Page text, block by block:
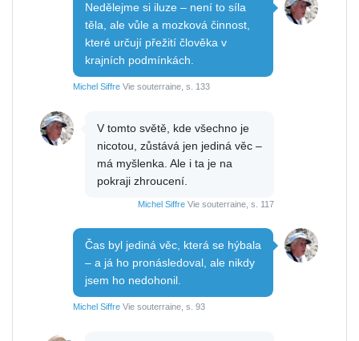
Nedělejme si iluze – není to síla
těla, ale vůle a mozková činnost,
které určují přežití člověka v
krajních podmínkách.
Michel Siffre Vie souterraine, s. 133
V tomto světě, kde všechno je
nicotou, zůstává jen jediná věc –
má myšlenka. Ale i ta je na
pokraji zhroucení.
Michel Siffre Vie souterraine, s. 117
Čas byl jediná věc, která se hýbala
– a já ho pronásledoval, ale nikdy
jsem ho nedohonil.
Michel Siffre Vie souterraine, s. 93